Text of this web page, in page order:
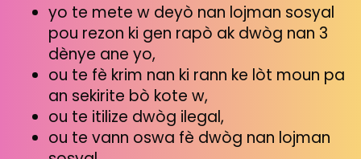
yo te mete w deyò nan lojman sosyal
pou rezon ki gen rapò ak dwòg nan 3
dènye ane yo,
ou te fè krim nan ki rann ke lòt moun pa
an sekirite bò kote w,
ou te itilize dwòg ilegal,
ou te vann oswa fè dwòg nan lojman